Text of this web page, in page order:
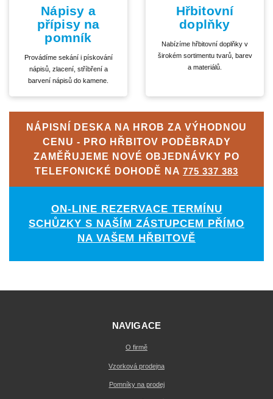
Nápisy a
přípisy na
pomník
Provádíme sekání i pískování
nápisů, zlacení, stříbření a
barvení nápisů do kamene.
Hřbitovní
doplňky
Nabízíme hřbitovní doplňky v
širokém sortimentu tvarů, barev
a materiálů.
NÁPISNÍ DESKA NA HROB ZA VÝHODNOU
CENU - PRO HŘBITOV PODĚBRADY
ZAMĚŘUJEME NOVÉ OBJEDNÁVKY PO
TELEFONICKÉ DOHODĚ NA 775 337 383
ON-LINE REZERVACE TERMÍNU
SCHŮZKY S NAŠÍM ZÁSTUPCEM PŘÍMO
NA VAŠEM HŘBITOVĚ
NAVIGACE
O firmě
Vzorková prodejna
Pomníky na prodej